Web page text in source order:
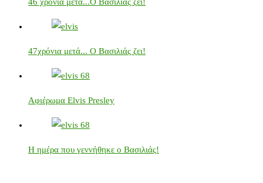
47χρόνια μετά... Ο Βασιλιάς ζει!
Αφιέρωμα Elvis Presley
Η ημέρα που γεννήθηκε ο Βασιλιάς!